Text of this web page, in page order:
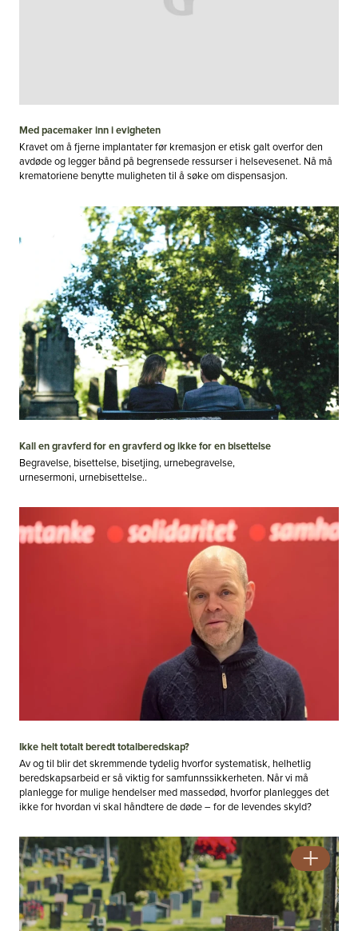
Med pacemaker inn i evigheten
Kravet om å fjerne implantater før kremasjon er etisk galt overfor den
avdøde og legger bånd på begrensede ressurser i helsevesenet. Nå må
krematoriene benytte muligheten til å søke om dispensasjon.
Kall en gravferd for en gravferd og ikke for en bisettelse
Begravelse, bisettelse, bisetjing, urnebegravelse,
urnesermoni, urnebisettelse..
Ikke helt totalt beredt totalberedskap?
Av og til blir det skremmende tydelig hvorfor systematisk, helhetlig
beredskapsarbeid er så viktig for samfunnssikkerheten. Når vi må
planlegge for mulige hendelser med massedød, hvorfor planlegges det
ikke for hvordan vi skal håndtere de døde – for de levendes skyld?